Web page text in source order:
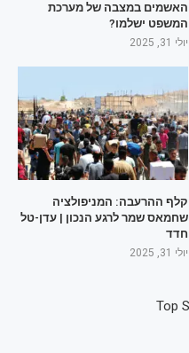
האשמים במצבה של מערכת
המשפט ישלמו?
יולי 31, 2025
קלף ההרעבה: המניפולציה
שחמאס שמר לרגע הנכון | עדן-טל
חדד
יולי 31, 2025